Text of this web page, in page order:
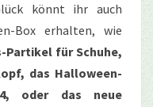
könnt ihr auch
Box erhalten, wie
Partikel für Schuhe,
das Halloween-
oder das neue